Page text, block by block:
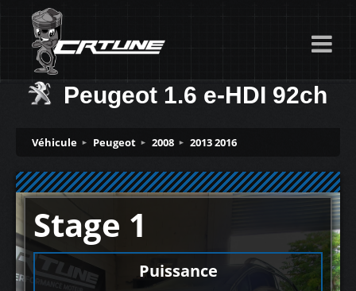
Peugeot 1.6 e-HDI 92ch
Véhicule Peugeot 2008 2013 2016
Stage 1
Puissance